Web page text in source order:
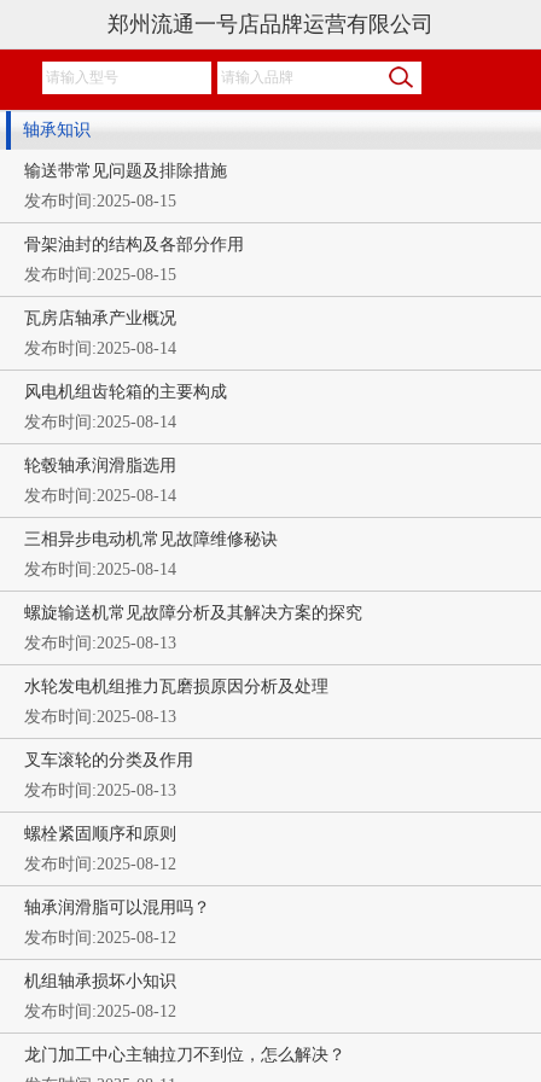
郑州流通一号店品牌运营有限公司
轴承知识
输送带常见问题及排除措施
发布时间:2025-08-15
骨架油封的结构及各部分作用
发布时间:2025-08-15
瓦房店轴承产业概况
发布时间:2025-08-14
风电机组齿轮箱的主要构成
发布时间:2025-08-14
轮毂轴承润滑脂选用
发布时间:2025-08-14
三相异步电动机常见故障维修秘诀
发布时间:2025-08-14
螺旋输送机常见故障分析及其解决方案的探究
发布时间:2025-08-13
水轮发电机组推力瓦磨损原因分析及处理
发布时间:2025-08-13
叉车滚轮的分类及作用
发布时间:2025-08-13
螺栓紧固顺序和原则
发布时间:2025-08-12
轴承润滑脂可以混用吗？
发布时间:2025-08-12
机组轴承损坏小知识
发布时间:2025-08-12
龙门加工中心主轴拉刀不到位，怎么解决？